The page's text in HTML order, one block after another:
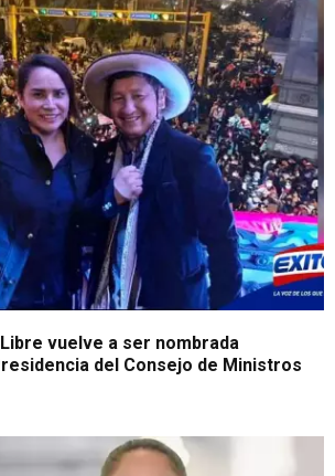
vuelve a ser nombrada
del Consejo de Ministros